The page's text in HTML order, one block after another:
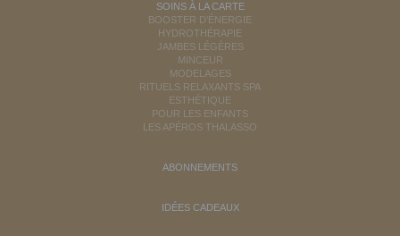
SOINS À LA CARTE
BOOSTER D'ÉNERGIE
HYDROTHÉRAPIE
JAMBES LÉGÈRES
MINCEUR
MODELAGES
RITUELS RELAXANTS SPA
ESTHÉTIQUE
POUR LES ENFANTS
LES APÉROS THALASSO
ABONNEMENTS
IDÉES CADEAUX